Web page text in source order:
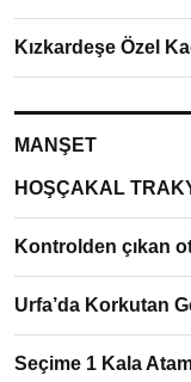
Kızkardeşe Özel
MANŞET
HOŞÇAKAL
Kontrolden çıkan
Urfa’da Korkutan
Seçime 1 Kala